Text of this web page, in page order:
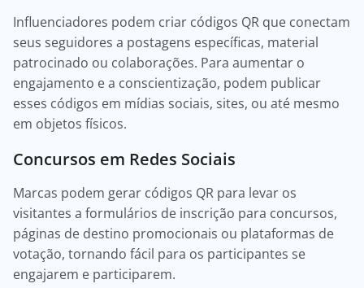
Influenciadores podem criar códigos QR que conectam
seus seguidores a postagens específicas, material
patrocinado ou colaborações. Para aumentar o
engajamento e a conscientização, podem publicar
esses códigos em mídias sociais, sites, ou até mesmo
em objetos físicos.
Concursos em Redes Sociais
Marcas podem gerar códigos QR para levar os
visitantes a formulários de inscrição para concursos,
páginas de destino promocionais ou plataformas de
votação, tornando fácil para os participantes se
engajarem e participarem.